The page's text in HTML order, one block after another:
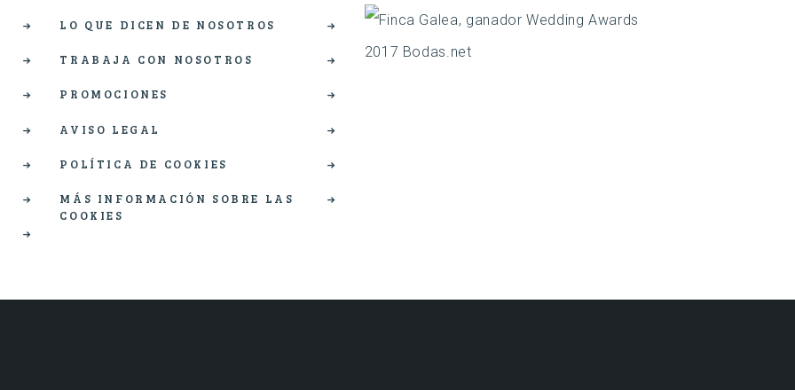
LO QUE DICEN DE NOSOTROS
TRABAJA CON NOSOTROS
PROMOCIONES
AVISO LEGAL
POLÍTICA DE COOKIES
MÁS INFORMACIÓN SOBRE LAS
COOKIES